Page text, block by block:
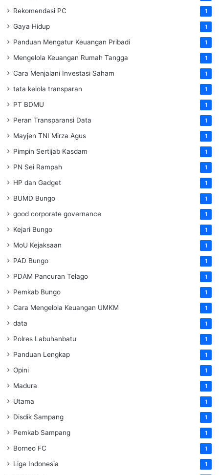
Rekomendasi PC 1
Gaya Hidup 1
Panduan Mengatur Keuangan Pribadi 1
Mengelola Keuangan Rumah Tangga 1
Cara Menjalani Investasi Saham 1
tata kelola transparan 1
PT BDMU 1
Peran Transparansi Data 1
Mayjen TNI Mirza Agus 1
Pimpin Sertijab Kasdam 1
PN Sei Rampah 1
HP dan Gadget 1
BUMD Bungo 1
good corporate governance 1
Kejari Bungo 1
MoU Kejaksaan 1
PAD Bungo 1
PDAM Pancuran Telago 1
Pemkab Bungo 1
Cara Mengelola Keuangan UMKM 1
data 1
Polres Labuhanbatu 1
Panduan Lengkap 1
Opini 1
Madura 1
Utama 1
Disdik Sampang 1
Pemkab Sampang 1
Borneo FC 1
Liga Indonesia 1